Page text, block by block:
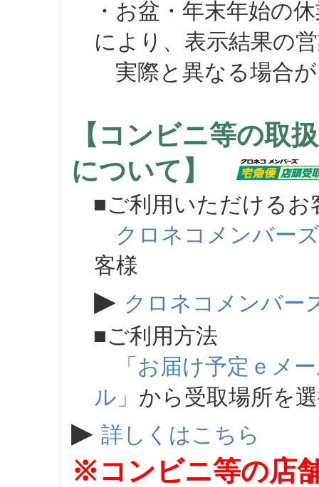
・お盆・年末年始の
により、表示結果の
実際と異なる場合が
【コンビニ等の取
について】
■ご利用いただけるお
クロネコメンバーズ
客様
▶ クロネコメンバー
■ご利用方法
「お届け予定ｅメ
ル」 から受取場所を
▶ 詳しくはこちら
※コンビニ等の店